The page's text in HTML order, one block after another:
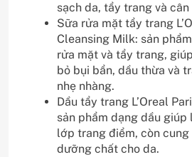
sạch da, tẩy trang và
Sữa rửa mặt tẩy trang
Cleansing Milk: sản
rửa mặt và tẩy trang,
bỏ bụi bẩn, dầu thừa và
nhẹ nhàng.
Dầu tẩy trang L’Oreal
sản phẩm dạng dầu giúp
lớp trang điểm, còn cung
dưỡng chất cho da.